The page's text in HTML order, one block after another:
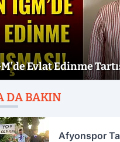
Evlat Edinme
DA BAKIN
Afyonspor